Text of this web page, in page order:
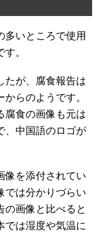
多いところで使用
。
たが、腐食報告は
らのようです。
腐食の画像も元は
、中国語のロゴが
像を添付されてい
では分かりづらい
の画像と比べると
では湿度や気温に